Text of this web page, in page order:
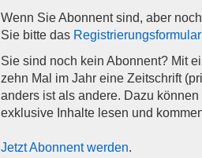
Wenn Sie Abonnent sind, aber
Sie bitte das
Sie sind noch kein Abonnent? Mit
zehn Mal im Jahr eine Zeitschrift
anders ist als andere. Dazu
exklusive Inhalte lesen und
Jetzt Abonnent werden.